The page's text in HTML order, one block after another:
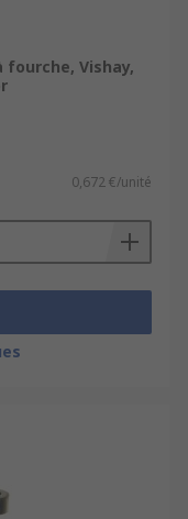
fourche, Vishay,
0,672 €/unité